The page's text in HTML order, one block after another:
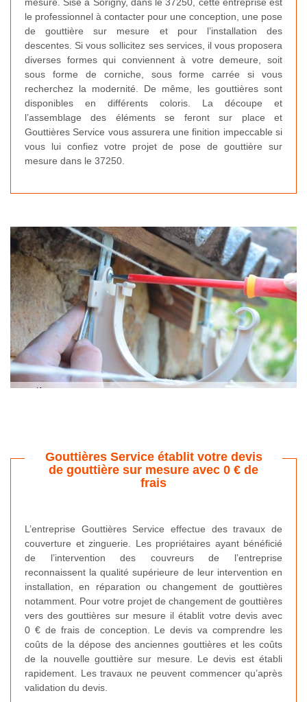
le professionnel à contacter pour une conception, une pose
de gouttière sur mesure et pour l’installation des
descentes. Si vous sollicitez ses services, il vous proposera
diverses formes qui conviennent à votre demeure, soit
sous forme de corniche, sous forme carrée si vous
recherchez la modernité. De même, les gouttières sont
disponibles en différents coloris. La découpe et
l’assemblage des éléments se feront sur place et
Gouttières Service vous assurera une finition impeccable si
vous lui confiez votre projet de pose de gouttière sur
mesure dans le 37250.
Gouttières Service établit votre devis
de gouttière sur mesure avec 0 € de
frais
L’entreprise Gouttières Service effectue des travaux de
couverture et zinguerie. Les propriétaires ayant bénéficié
de l’intervention des couvreurs de l’entreprise
reconnaissent la qualité supérieure de leur intervention en
installation, en réparation ou changement de gouttières
notamment. Pour votre projet de changement de gouttières
vers des gouttières sur mesure il établit votre devis avec
0 € de frais de conception. Le devis va comprendre les
coûts de la dépose des anciennes gouttières et les coûts
de la nouvelle gouttière sur mesure. Le devis est établi
rapidement. Les travaux ne peuvent commencer qu’après
validation du devis.